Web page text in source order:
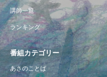
講師一覧
ランキング
番組カテゴリー
あさのことば